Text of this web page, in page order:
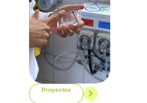
Proyectos